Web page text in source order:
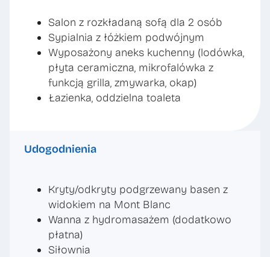
Salon z rozkładaną sofą dla 2 osób
Sypialnia z łóżkiem podwójnym
Wyposażony aneks kuchenny (lodówka,
płyta ceramiczna, mikrofalówka z
funkcją grilla, zmywarka, okap)
Łazienka, oddzielna toaleta
Udogodnienia
Kryty/odkryty podgrzewany basen z
widokiem na Mont Blanc
Wanna z hydromasażem (dodatkowo
płatna)
Siłownia